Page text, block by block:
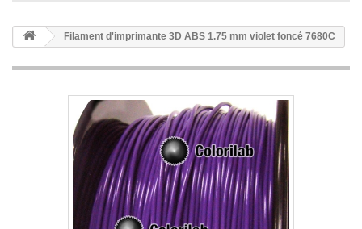
Filament d'imprimante 3D ABS 1.75 mm violet foncé 7680C